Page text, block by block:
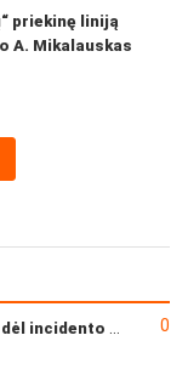
priekinę liniją
A. Mikalauskas
0